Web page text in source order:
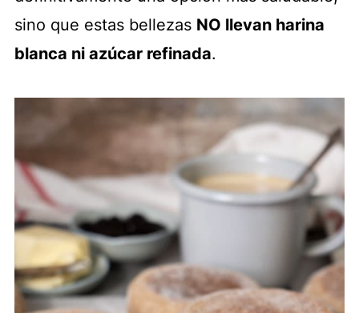
sino que estas bellezas NO llevan harina
blanca ni azúcar refinada.